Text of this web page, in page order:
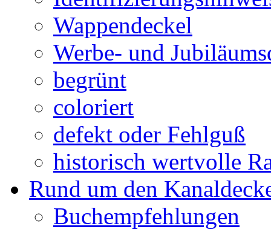
Wappendeckel
Werbe- und
begrünt
coloriert
defekt oder Fehlguß
historisch wertvolle
Rund um den
Buchempfehlungen